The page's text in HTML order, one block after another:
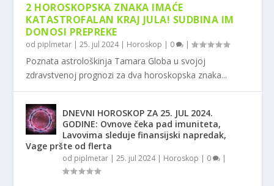
2 HOROSKOPSKA ZNAKA IMAĆE
KATASTROFALAN KRAJ JULA! SUDBINA IM
DONOSI PREPREKE
od piplmetar |25. jul 2024| Horoskop | 0 |
Poznata astrološkinja Tamara Globa u svojoj
zdravstvenoj prognozi za dva horoskopska znaka...
DNEVNI HOROSKOP ZA 25. JUL 2024.
GODINE: Ovnove čeka pad imuniteta,
Lavovima sleduje finansijski napredak,
Vage pršte od flerta
od piplmetar |25. jul 2024| Horoskop | 0 |